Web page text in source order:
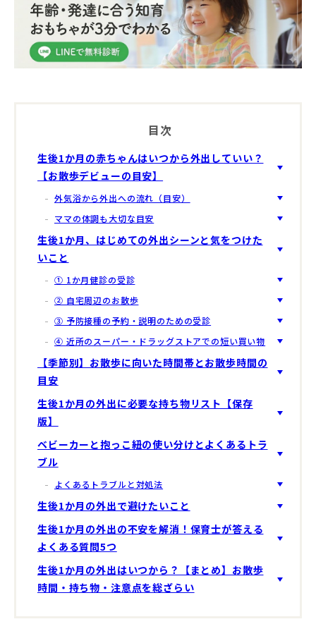
目次
生後1か月の赤ちゃんはいつから外出していい？
【お散歩デビューの目安】
外気浴から外出への流れ（目安）
ママの体調も大切な目安
生後1か月、はじめての外出シーンと気をつけた
いこと
① 1か月健診の受診
② 自宅周辺のお散歩
③ 予防接種の予約・説明のための受診
④ 近所のスーパー・ドラッグストアでの短い買い物
【季節別】お散歩に向いた時間帯とお散歩時間の
目安
生後1か月の外出に必要な持ち物リスト【保存
版】
ベビーカーと抱っこ紐の使い分けとよくあるトラ
ブル
よくあるトラブルと対処法
生後1か月の外出で避けたいこと
生後1か月の外出の不安を解消！保育士が答える
よくある質問5つ
生後1か月の外出はいつから？【まとめ】お散歩
時間・持ち物・注意点を総ざらい